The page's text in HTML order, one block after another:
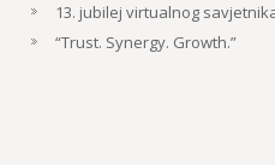
13. jubilej virtualnog
“Trust. Synergy. Growth.”